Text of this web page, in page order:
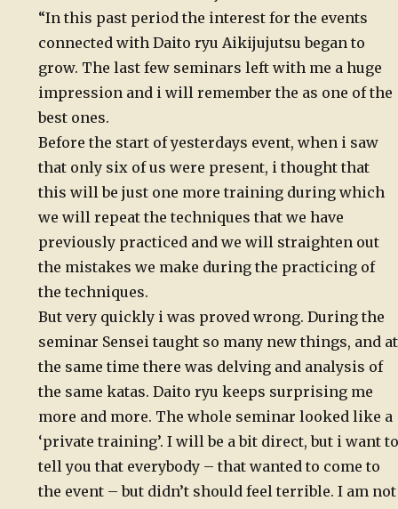
“In this past period the interest for the events
connected with Daito ryu Aikijujutsu began to
grow. The last few seminars left with me a huge
impression and i will remember the as one of the
best ones.
Before the start of yesterdays event, when i saw
that only six of us were present, i thought that
this will be just one more training during which
we will repeat the techniques that we have
previously practiced and we will straighten out
the mistakes we make during the practicing of
the techniques.
But very quickly i was proved wrong. During the
seminar Sensei taught so many new things, and at
the same time there was delving and analysis of
the same katas. Daito ryu keeps surprising me
more and more. The whole seminar looked like a
‘private training’. I will be a bit direct, but i want to
tell you that everybody – that wanted to come to
the event – but didn’t should feel terrible. I am not